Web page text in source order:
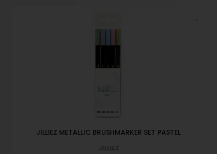
JILLIEZ METALLIC BRUSHMARKER SET PASTEL
JILLIEZ